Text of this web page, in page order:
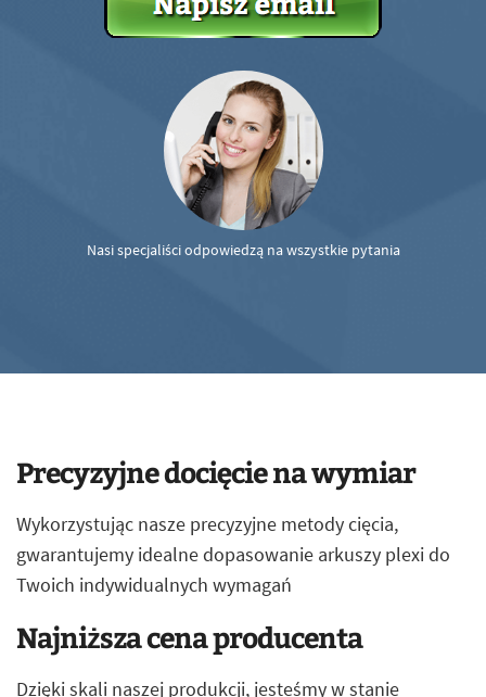
Nasi specjaliści odpowiedzą na wszystkie pytania
Precyzyjne docięcie na wymiar
Wykorzystując nasze precyzyjne metody cięcia,
gwarantujemy idealne dopasowanie arkuszy plexi do
Twoich indywidualnych wymagań
Najniższa cena producenta
Dzięki skali naszej produkcji, jesteśmy w stanie